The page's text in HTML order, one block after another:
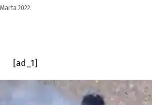
2022.
[ad_1]